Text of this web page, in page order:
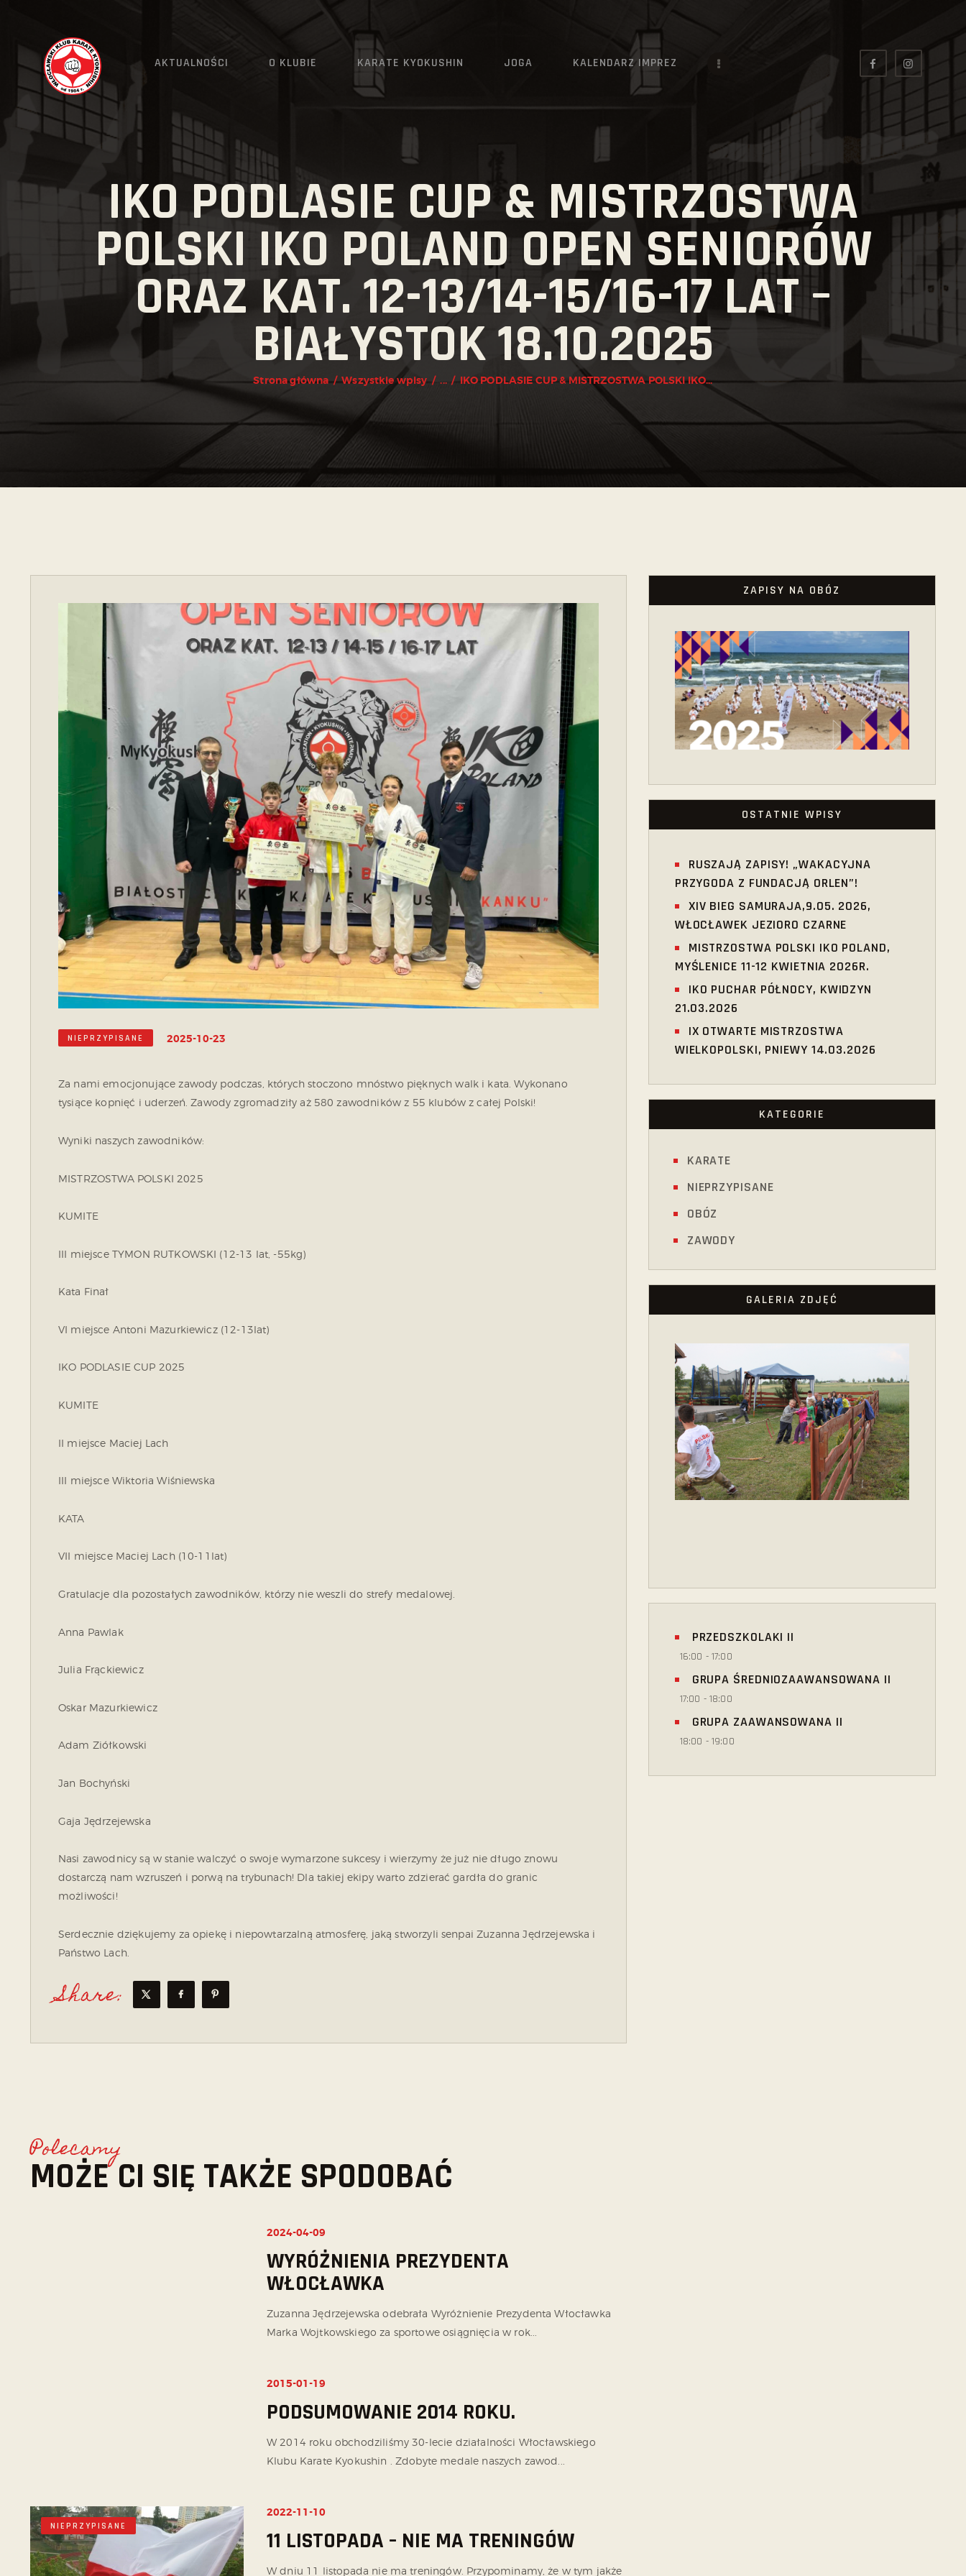
AKTUALNOŚCI O KLUBIE KARATE KYOKUSHIN JOGA KALENDARZ IMPREZ
IKO PODLASIE CUP & MISTRZOSTWA
POLSKI IKO POLAND OPEN SENIORÓW
ORAZ KAT. 12-13/14-15/16-17 LAT –
BIAŁYSTOK 18.10.2025
Strona główna Wszystkie wpisy ... IKO PODLASIE CUP & MISTRZOSTWA POLSKI IKO...
O KLUBIE
KARATE KYOKUSHIN
KALENDARZ IMPREZ
GRAFIK
ZAPISY
KONTAKT
NIEPRZYPISANE 2025-10-23
Za nami emocjonujące zawody podczas, których stoczono mnóstwo pięknych walk i kata. Wykonano
tysiące kopnięć i uderzeń. Zawody zgromadziły aż 580 zawodników z 55 klubów z całej Polski!
Wyniki naszych zawodników:
MISTRZOSTWA POLSKI 2025
KUMITE
III miejsce TYMON RUTKOWSKI (12-13 lat, -55kg)
Kata Finał
VI miejsce Antoni Mazurkiewicz (12-13lat)
IKO PODLASIE CUP 2025
KUMITE
II miejsce Maciej Lach
III miejsce Wiktoria Wiśniewska
KATA
VII miejsce Maciej Lach (10-11lat)
Gratulacje dla pozostałych zawodników, którzy nie weszli do strefy medalowej.
Anna Pawlak
Julia Frąckiewicz
Oskar Mazurkiewicz
Adam Ziółkowski
Jan Bochyński
Gaja Jędrzejewska
Nasi zawodnicy są w stanie walczyć o swoje wymarzone sukcesy i wierzymy że już nie długo znowu
dostarczą nam wzruszeń i porwą na trybunach! Dla takiej ekipy warto zdzierać gardła do granic
możliwości!
Serdecznie dziękujemy za opiekę i niepowtarzalną atmosferę, jaką stworzyli senpai Zuzanna Jędrzejewska i
Państwo Lach.
Share:
Polecamy
MOŻE CI SIĘ TAKŻE SPODOBAĆ
2024-04-09
WYRÓŻNIENIA PREZYDENTA
WŁOCŁAWKA
Zuzanna Jędrzejewska odebrała Wyróżnienie Prezydenta Włocławka
Marka Wojtkowskiego za sportowe osiągnięcia w rok...
2015-01-19
PODSUMOWANIE 2014 ROKU.
W 2014 roku obchodziliśmy 30-lecie działalności Włocławskiego
Klubu Karate Kyokushin . Zdobyte medale naszych zawod...
NIEPRZYPISANE
2022-11-10
11 LISTOPADA – NIE MA TRENINGÓW
W dniu 11 listopada nie ma treningów. Przypominamy, że w tym jakże
ZAPISY NA OBÓZ
OSTATNIE WPISY
RUSZAJĄ ZAPISY! „WAKACYJNA
PRZYGODA Z FUNDACJĄ ORLEN”!
XIV BIEG SAMURAJA,9.05. 2026,
WŁOCŁAWEK JEZIORO CZARNE
MISTRZOSTWA POLSKI IKO POLAND,
MYŚLENICE 11-12 KWIETNIA 2026R.
IKO PUCHAR PÓŁNOCY, KWIDZYN
21.03.2026
IX OTWARTE MISTRZOSTWA
WIELKOPOLSKI, PNIEWY 14.03.2026
KATEGORIE
KARATE
NIEPRZYPISANE
OBÓZ
ZAWODY
GALERIA ZDJĘĆ
PRZEDSZKOLAKI II
16:00 -17:00
GRUPA ŚREDNIOZAAWANSOWANA II
17:00 -18:00
GRUPA ZAAWANSOWANA II
18:00 -19:00